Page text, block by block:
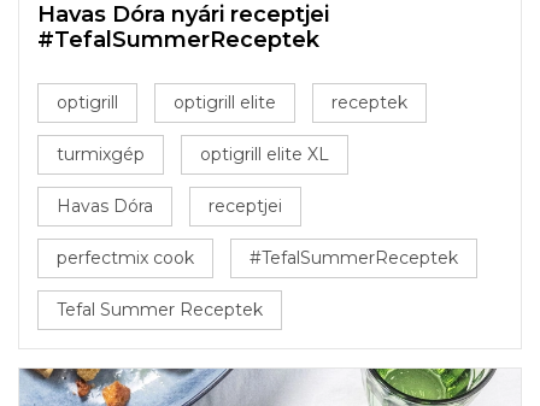
Havas Dóra nyári receptjei
#TefalSummerReceptek
optigrill optigrill elite receptek
turmixgép optigrill elite XL
Havas Dóra receptjei
perfectmix cook #TefalSummerReceptek
Tefal Summer Receptek